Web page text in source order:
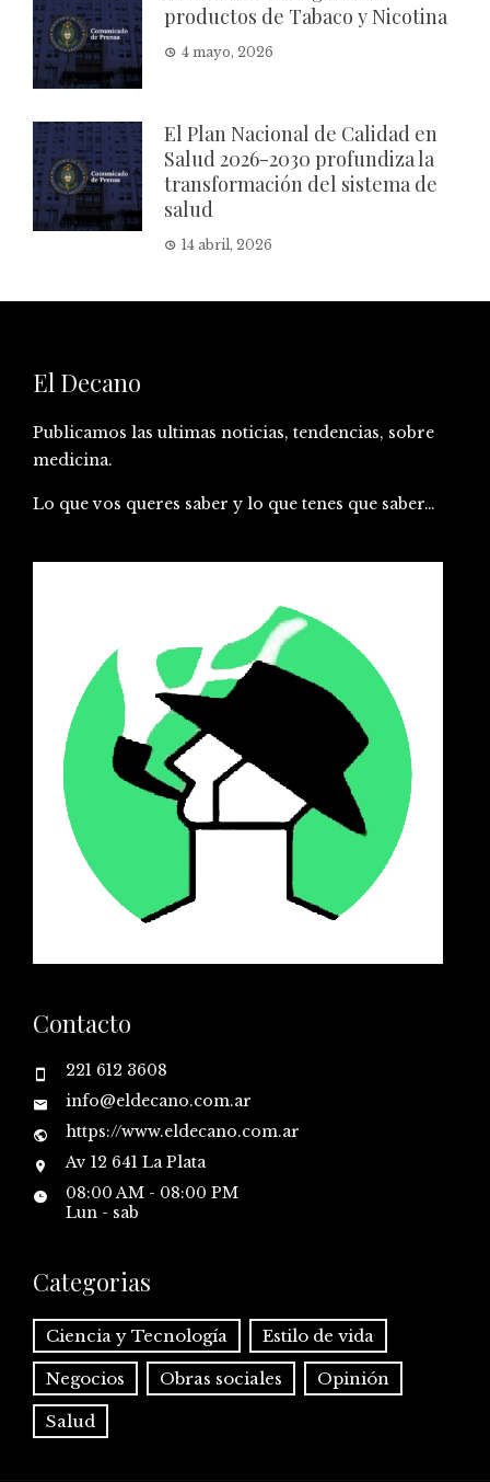
productos de Tabaco y Nicotina
4 mayo, 2026
El Plan Nacional de Calidad en
Salud 2026-2030 profundiza la
transformación del sistema de
salud
14 abril, 2026
El Decano
Publicamos las ultimas noticias, tendencias, sobre
medicina.
Lo que vos queres saber y lo que tenes que saber…
Contacto
221 612 3608
info@eldecano.com.ar
https://www.eldecano.com.ar
Av 12 641 La Plata
08:00 AM - 08:00 PM
Lun - sab
Categorias
Ciencia y Tecnología Estilo de vida
Negocios Obras sociales Opinión
Salud